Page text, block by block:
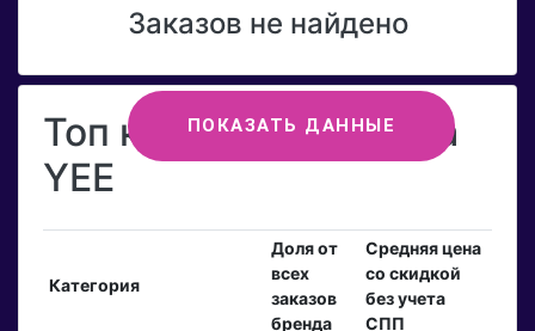
ПОКАЗАТЬ ДАННЫЕ
Заказов не найдено
Топ категорий бренда
YEE
Категория
Доля от
всех
заказов
бренда
Средняя цена
со скидкой
без учета
СПП